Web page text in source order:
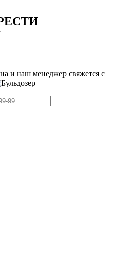
и наш менеджер свяжется с